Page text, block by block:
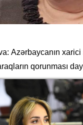
Azərbaycanın
qorunması